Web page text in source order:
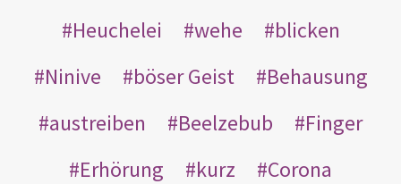
Heuchelei wehe
blicken
Ninive
böser Geist
Behausung
austreiben
Beelzebub
Finger
Erhörung
kurz
Corona